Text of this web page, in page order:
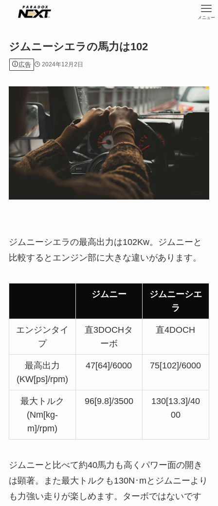
メニュー
ジムニーシエラの馬力は102
広告 2024年12月2日
ジムニーシエラの最高出力は102Kw。ジムニーと
比較するとエンジン部に大きな違いがあります。
ジムニー
ジムニーシエ
ラ
エンジンタイ
プ
直3DOCHタ
ーボ
直4DOCH
最高出力
(KW[ps]/rpm)
47[64]/6000 75[102]/6000
最大トルク
(Nm[kg-
m]/rpm)
96[9.8]/3500
130[13.3]/40
00
ジムニーと比べて約40馬力も高くパワー面の開き
は顕著。また最大トルクも130N･mとジムニーより
も力強い走りが楽しめます。ターボではないです